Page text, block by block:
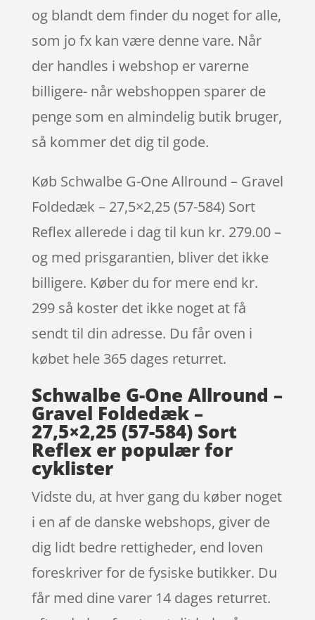
og blandt dem finder du noget for alle,
som jo fx kan være denne vare. Når
der handles i webshop er varerne
billigere- når webshoppen sparer de
penge som en almindelig butik bruger,
så kommer det dig til gode.
Køb Schwalbe G-One Allround – Gravel
Foldedæk – 27,5×2,25 (57-584) Sort
Reflex allerede i dag til kun kr. 279.00 –
og med prisgarantien, bliver det ikke
billigere. Køber du for mere end kr.
299 så koster det ikke noget at få
sendt til din adresse. Du får oven i
købet hele 365 dages returret.
Schwalbe G-One Allround –
Gravel Foldedæk –
27,5×2,25 (57-584) Sort
Reflex er populær for
cyklister
Vidste du, at hver gang du køber noget
i en af de danske webshops, giver de
dig lidt bedre rettigheder, end loven
foreskriver for de fysiske butikker. Du
får med dine varer 14 dages returret.